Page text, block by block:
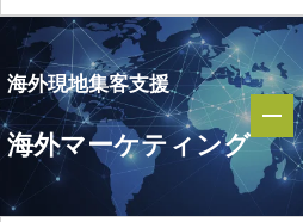
海外現
海外
海外現地集客支援
海外マーケティング